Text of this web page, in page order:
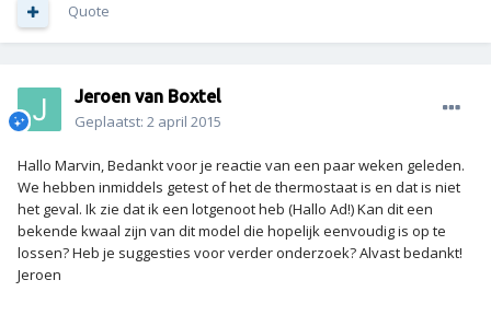
Quote
Jeroen van Boxtel
Geplaatst: 2 april 2015
Hallo Marvin, Bedankt voor je reactie van een paar weken geleden.
We hebben inmiddels getest of het de thermostaat is en dat is niet
het geval. Ik zie dat ik een lotgenoot heb (Hallo Ad!) Kan dit een
bekende kwaal zijn van dit model die hopelijk eenvoudig is op te
lossen? Heb je suggesties voor verder onderzoek? Alvast bedankt!
Jeroen